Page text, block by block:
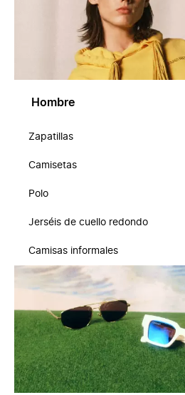
Hombre
Zapatillas
Camisetas
Polo
Jerséis de cuello redondo
Camisas informales